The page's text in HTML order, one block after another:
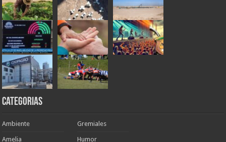
Categorias
Ambiente
Amelia
Gremiales
Humor